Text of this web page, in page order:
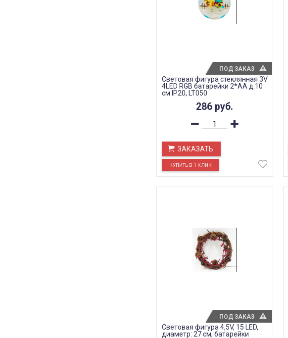
Световая фигура стеклянная 3V
4LED RGB батарейки 2*АА д.10
см IP20, LT050
286 руб.
ЗАКАЗАТЬ
ПОД ЗАКАЗ
Световая фигура 4,5V, 15 LED,
диаметр: 27 см, батарейки
ПОД ЗАКАЗ